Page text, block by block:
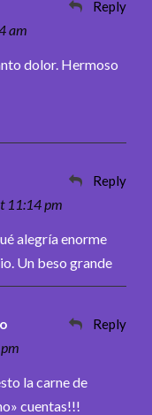
am
Reply
dolor. Hermoso
11:14 pm
Reply
alegría enorme
Un beso grande
Reply
la carne de
cuentas!!!